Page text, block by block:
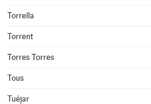
Torrella
Torrent
Torres Torres
Tous
Tuéjar